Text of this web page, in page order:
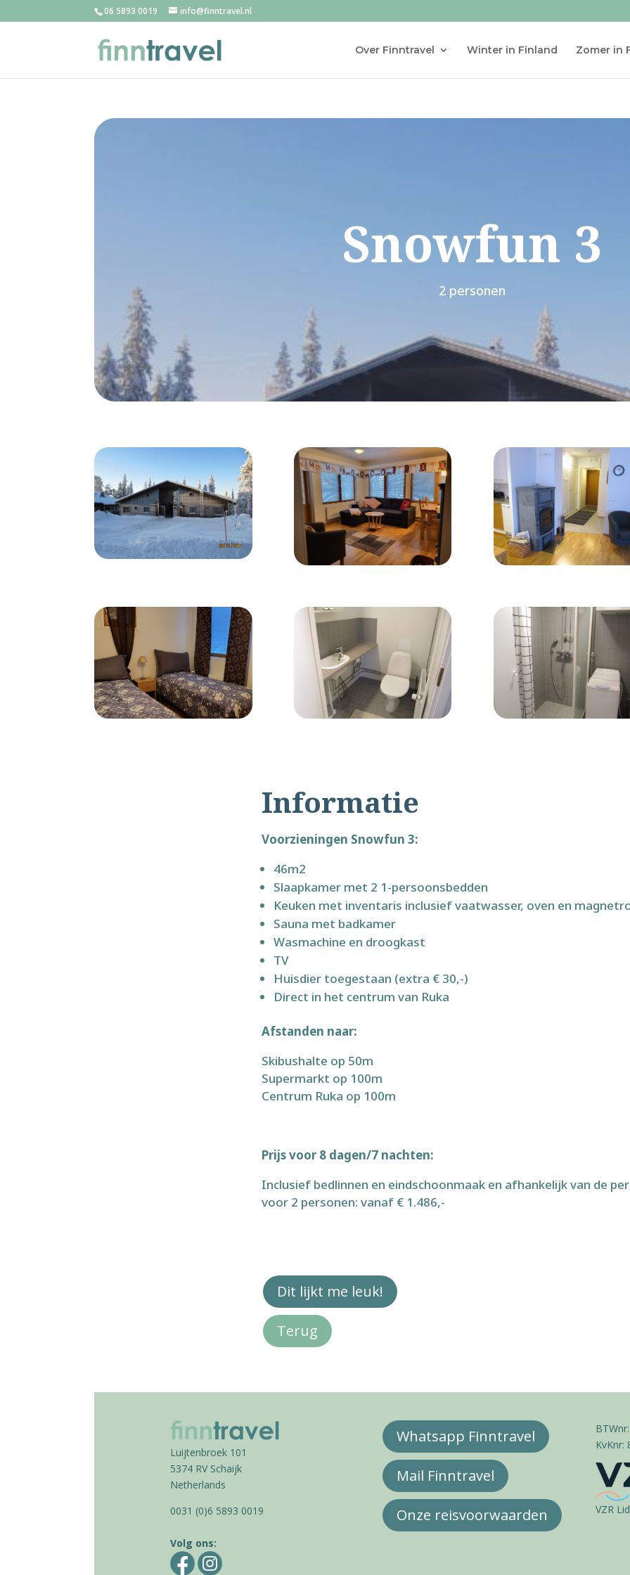
06 5893 0019 info@finntravel.nl
Over Finntravel Winter in Finland Zomer in
Snowfun 3
2 personen
Informatie
Voorzieningen Snowfun 3:
46m2
Slaapkamer met 2 1-persoonsbedden
Keuken met inventaris inclusief vaatwasser, oven en
Sauna met badkamer
Wasmachine en droogkast
TV
Huisdier toegestaan (extra € 30,-)
Direct in het centrum van Ruka
Afstanden naar:
Skibushalte op 50m
Supermarkt op 100m
Centrum Ruka op 100m
Prijs voor 8 dagen/7 nachten:
Inclusief bedlinnen en eindschoonmaak en afhankelijk van de
voor 2 personen: vanaf € 1.486,-
Dit lijkt me leuk!
Terug
Luijtenbroek 101
5374 RV Schaijk
Netherlands
0031 (0)6 5893 0019
Volg ons:
Whatsapp Finntravel
Mail Finntravel
Onze reisvoorwaarden
KvKnr:
VZR